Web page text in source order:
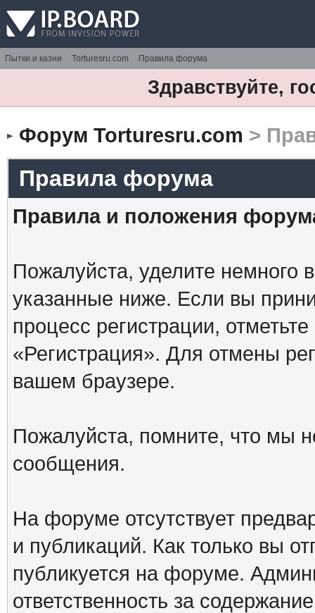
Пытки и казни Torturesru.com Правила форума
Здравствуйте,
Форум Torturesru.com >
Правила форума
Правила и положения
Пожалуйста, уделите немного
указанные ниже. Если вы
процесс регистрации,
«Регистрация». Для отмены
вашем браузере.
Пожалуйста, помните, что мы
сообщения.
На форуме отсутствует
и публикаций. Как только вы
публикуется на форуме.
ответственность за